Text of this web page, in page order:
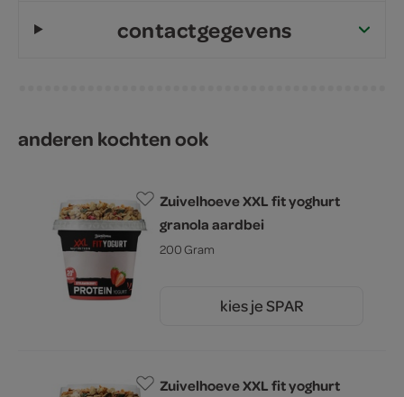
contactgegevens
anderen kochten ook
Zuivelhoeve XXL fit yoghurt
granola aardbei
200 Gram
kies je SPAR
Zuivelhoeve XXL fit yoghurt